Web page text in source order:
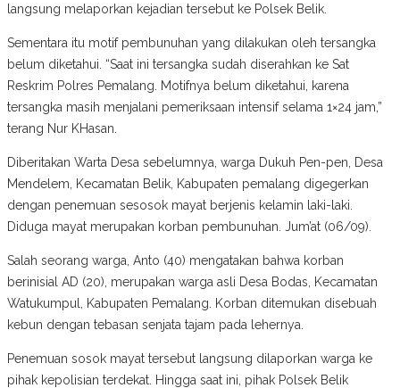
langsung melaporkan kejadian tersebut ke Polsek Belik.
Sementara itu motif pembunuhan yang dilakukan oleh tersangka
belum diketahui. “Saat ini tersangka sudah diserahkan ke Sat
Reskrim Polres Pemalang. Motifnya belum diketahui, karena
tersangka masih menjalani pemeriksaan intensif selama 1×24 jam,”
terang Nur KHasan.
Diberitakan Warta Desa sebelumnya, warga Dukuh Pen-pen, Desa
Mendelem, Kecamatan Belik, Kabupaten pemalang digegerkan
dengan penemuan sesosok mayat berjenis kelamin laki-laki.
Diduga mayat merupakan korban pembunuhan. Jum’at (06/09).
Salah seorang warga, Anto (40) mengatakan bahwa korban
berinisial AD (20), merupakan warga asli Desa Bodas, Kecamatan
Watukumpul, Kabupaten Pemalang. Korban ditemukan disebuah
kebun dengan tebasan senjata tajam pada lehernya.
Penemuan sosok mayat tersebut langsung dilaporkan warga ke
pihak kepolisian terdekat. Hingga saat ini, pihak Polsek Belik